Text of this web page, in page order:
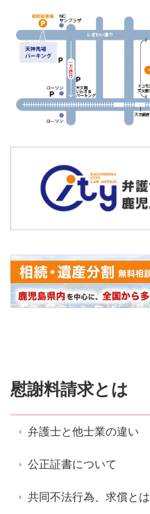
慰謝料請求とは
弁護士と他士業の違い
公正証書について
共同不法行為、求償とは